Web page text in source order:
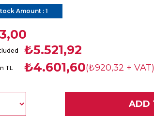
Amount : 1
₺5.521,92
TL ₺4.601,60(₺920,32 + VAT)